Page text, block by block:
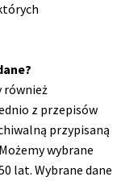
również
z przepisów
przypisaną
wybrane
lat. Wybrane dane